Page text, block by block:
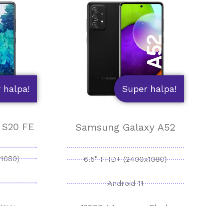
halpa!
FE
Super halpa!
Samsung Galaxy A52
6.5" FHD+ (2400x1080)
Android 11